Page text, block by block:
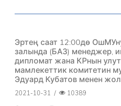
Эртең саат 12:00дө
залында (БАЗ) менеджер,
дипломат жана КРнын
мамлекеттик комитетин
Эдуард Кубатов менен
2021-10-31 / 10389